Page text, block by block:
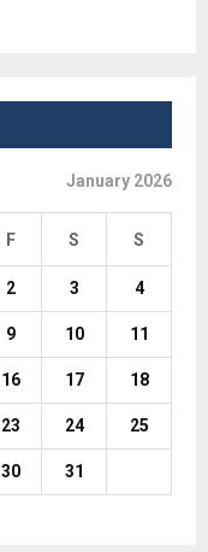
January 2026
F S S
2 3 4
9 10 11
16 17 18
23 24 25
30
31